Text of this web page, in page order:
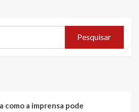
Pesquisar
a imprensa pode